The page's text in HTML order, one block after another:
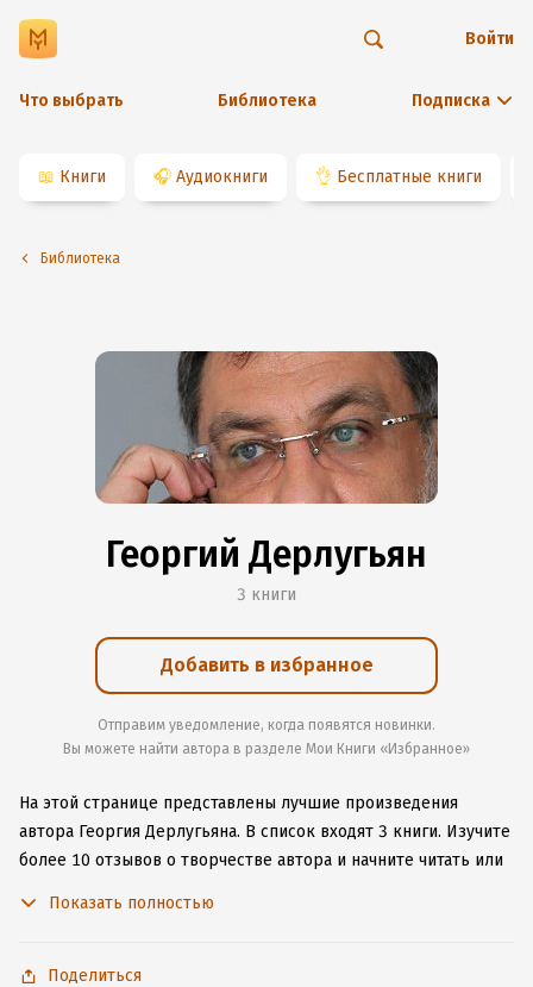
Что выбрать Библиотека Подписка
Войти
📖 Книги 🎧 Аудиокниги 👌 Бесплатные книги
Библиотека
Георгий Дерлугьян
3 книги
Добавить в избранное
Отправим уведомление, когда появятся новинки.
Вы можете найти автора в разделе Мои Книги «Избранное»
На этой странице представлены лучшие произведения
автора Георгия Дерлугьяна. В список входят 3 книги. Изучите
более 10 отзывов о творчестве автора и начните читать или
без подключения к интернету.
Показать полностью
Поделиться